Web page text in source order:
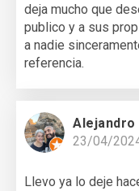
deja mucho que
publico y a sus
a nadie
referencia.
Alejandro
23/04/
Llevo ya lo deje